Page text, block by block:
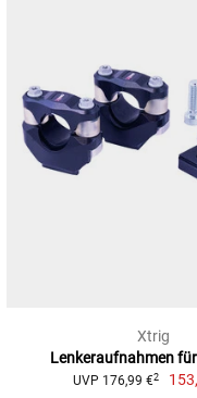
Xtrig
Lenkeraufnahmen
UVP 176,99 €2